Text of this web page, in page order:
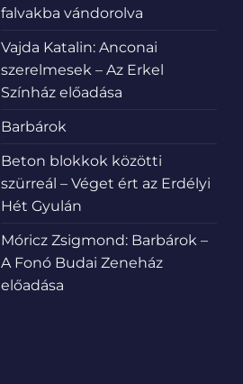
falvakba vándorolva
Vajda Katalin: Anconai
szerelmesek – Az Erkel
Színház előadása
Barbárok
Beton blokkok közötti
szürreál – Véget ért az Erdélyi
Hét Gyulán
Móricz Zsigmond: Barbárok –
A Fonó Budai Zeneház
előadása